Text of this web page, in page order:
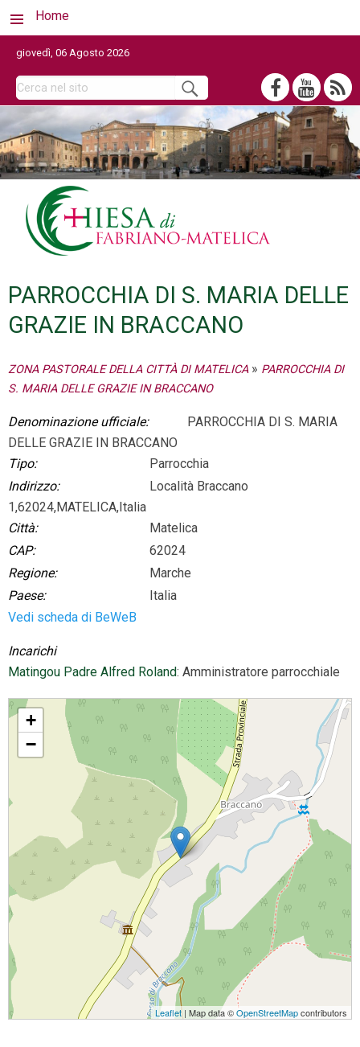
Home
giovedì, 06 Agosto 2026
PARROCCHIA DI S. MARIA DELLE
GRAZIE IN BRACCANO
ZONA PASTORALE DELLA CITTÀ DI MATELICA » PARROCCHIA DI
S. MARIA DELLE GRAZIE IN BRACCANO
Denominazione ufficiale:
PARROCCHIA DI S. MARIA
DELLE GRAZIE IN BRACCANO
Tipo:
Parrocchia
Indirizzo:
Località Braccano
1,62024,MATELICA,Italia
Città:
Matelica
CAP:
62024
Regione:
Marche
Paese:
Italia
Vedi scheda di BeWeB
Incarichi
Matingou Padre Alfred Roland: Amministratore parrocchiale
PARROCCHIA DI S. MARIA DELLE GRAZIE IN BRACCANO
+
−
Leaflet| Map data ©OpenStreetMapcontributors